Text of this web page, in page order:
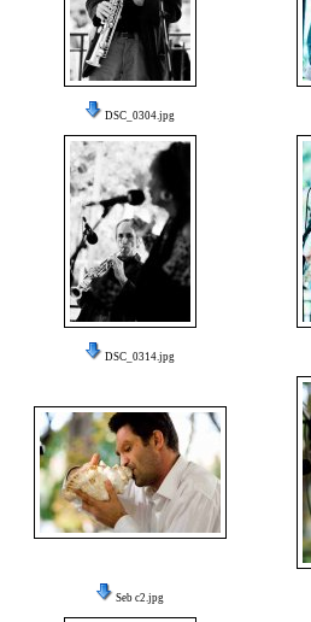
DSC_0304.jpg
DSC_0314.jpg
Seb c2.jpg